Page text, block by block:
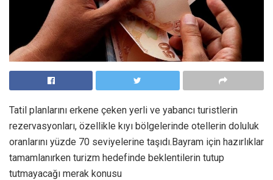
Tatil planlarını erkene çeken yerli ve yabancı turistlerin
rezervasyonları, özellikle kıyı bölgelerinde otellerin doluluk
oranlarını yüzde 70 seviyelerine taşıdı.Bayram için hazırlıklar
tamamlanırken turizm hedefinde beklentilerin tutup
tutmayacağı merak konusu